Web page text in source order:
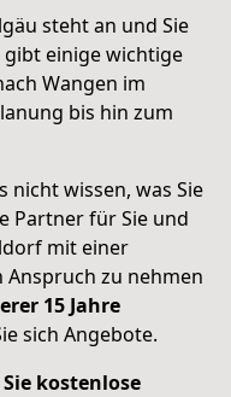
steht an und Sie
gibt einige wichtige
Wangen im
bis hin zum
nicht wissen, was Sie
Partner für Sie und
mit einer
Anspruch zu nehmen
15 Jahre
sich Angebote.
kostenlose